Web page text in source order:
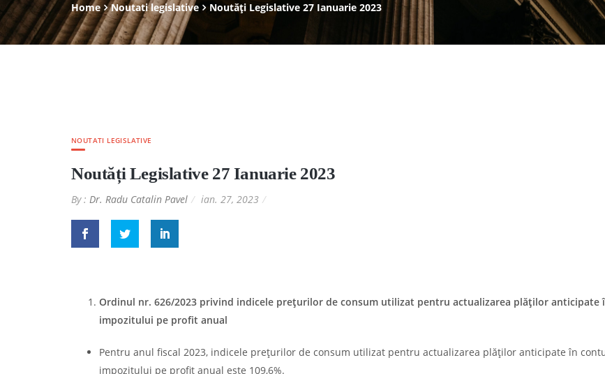
Home Noutati legislative Noutăți Legislative 27 Ianuarie 2023
NOUTATI LEGISLATIVE
Noutăți Legislative 27 Ianuarie 2023
By : Dr. Radu Catalin Pavel ian. 27, 2023
Ordinul nr. 626/2023 privind indicele preţurilor de consum utilizat pentru actualizarea plăţilor anticipate
impozitului pe profit anual
Pentru anul fiscal 2023, indicele preţurilor de consum utilizat pentru actualizarea plăţilor anticipate în
impozitului pe profit anual este 109,6%.